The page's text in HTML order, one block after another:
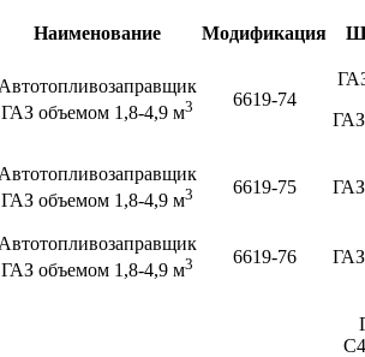
Наименование Модификация
Автотопливозаправщик
ГАЗ объемом 1,8-4,9 м3 6619-74
Автотопливозаправщик
ГАЗ объемом 1,8-4,9 м3 6619-75
Автотопливозаправщик
ГАЗ объемом 1,8-4,9 м3 6619-76